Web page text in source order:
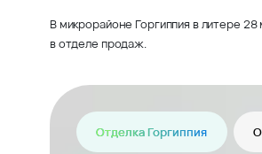
В микрорайоне Горгиппия в литере
в отделе продаж.
Отделка Горгиппия